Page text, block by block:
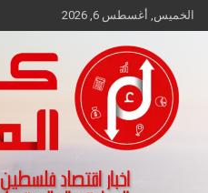
Skip
to
الخميس, أغسطس 6, 2026